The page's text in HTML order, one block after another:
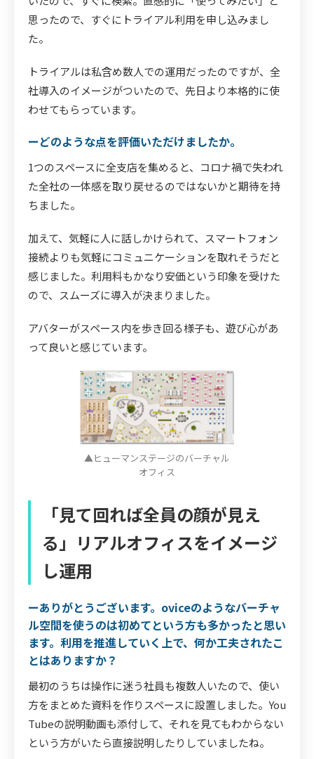
思ったので、すぐにトライアル利用を申し込みまし
た。
トライアルは私含め数人での運用だったのですが、全
社導入のイメージがついたので、先日より本格的に使
わせてもらっています。
ーどのような点を評価いただけましたか。
1つのスペースに全支店を集めると、コロナ禍で失われ
た全社の一体感を取り戻せるのではないかと期待を持
ちました。
加えて、気軽に人に話しかけられて、スマートフォン
接続よりも気軽にコミュニケーションを取れそうだと
感じました。利用料もかなり安価という印象を受けた
ので、スムーズに導入が決まりました。
アバターがスペース内を歩き回る様子も、遊び心があ
って良いと感じています。
▲ヒューマンステージのバーチャル
オフィス
「見て回れば全員の顔が見え
る」リアルオフィスをイメージ
し運用
ーありがとうございます。oviceのようなバーチャ
ル空間を使うのは初めてという方も多かったと思い
ます。利用を推進していく上で、何か工夫されたこ
とはありますか？
最初のうちは操作に迷う社員も複数人いたので、使い
方をまとめた資料を作りスペースに設置しました。You
Tubeの説明動画も添付して、それを見てもわからない
という方がいたら直接説明したりしていましたね。